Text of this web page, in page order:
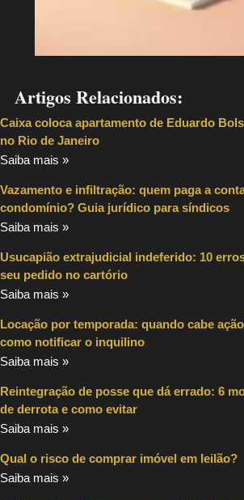
Artigos Relacionados:
Caixa coloca apartamento de Eduardo
no Rio de Janeiro
Saiba mais »
Vazamento e infiltração: quem paga a
condomínio? Guia jurídico para síndicos
Saiba mais »
Usucapião extrajudicial indeferido: 10
seu pedido no cartório
Saiba mais »
Locação por temporada: quando cabe
como notificar o inquilino
Saiba mais »
Reintegração de posse que dá errado: 6
de derrota e como evitar
Saiba mais »
Qual o risco de comprar imóvel em leilão?
Saiba mais »